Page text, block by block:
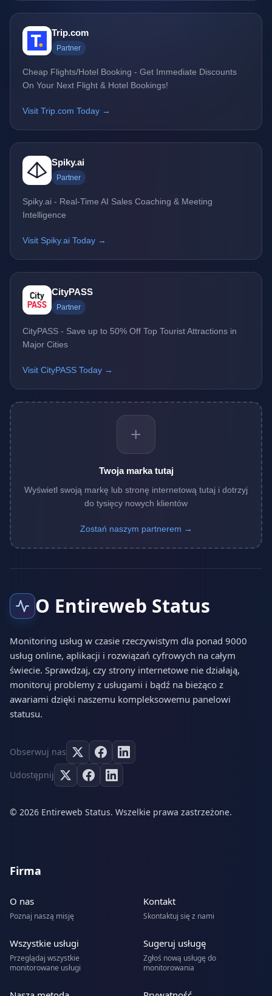
Trip.com
Partner
Cheap Flights/Hotel Booking - Get Immediate Discounts
On Your Next Flight & Hotel Bookings!
Visit Trip.com Today →
Spiky.ai
Partner
Spiky.ai - Real-Time AI Sales Coaching & Meeting
Intelligence
Visit Spiky.ai Today →
CityPASS
Partner
CityPASS - Save up to 50% Off Top Tourist Attractions in
Major Cities
Visit CityPASS Today →
+
Twoja marka tutaj
Wyświetl swoją markę lub stronę internetową tutaj i dotrzyj
do tysięcy nowych klientów
Zostań naszym partnerem →
O Entireweb Status
Monitoring usług w czasie rzeczywistym dla ponad 9000
usług online, aplikacji i rozwiązań cyfrowych na całym
świecie. Sprawdzaj, czy strony internetowe nie działają,
monitoruj problemy z usługami i bądź na bieżąco z
awariami dzięki naszemu kompleksowemu panelowi
statusu.
Obserwuj nas
Udostępnij
© 2026 Entireweb Status. Wszelkie prawa zastrzeżone.
Firma
O nas
Poznaj naszą misję
Kontakt
Skontaktuj się z nami
Wszystkie usługi
Przeglądaj wszystkie
monitorowane usługi
Sugeruj usługę
Zgłoś nową usługę do
monitorowania